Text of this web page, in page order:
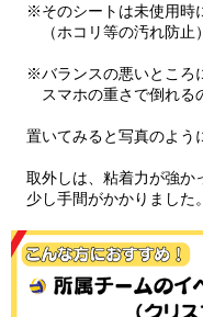
※そのシートは未使用時
（ホコリ等の汚れ防止）
※バランスの悪いところ
スマホの重さで倒れるの
置いてみると写真のよう
取外しは、粘着力が強か
少し手間がかかりました。